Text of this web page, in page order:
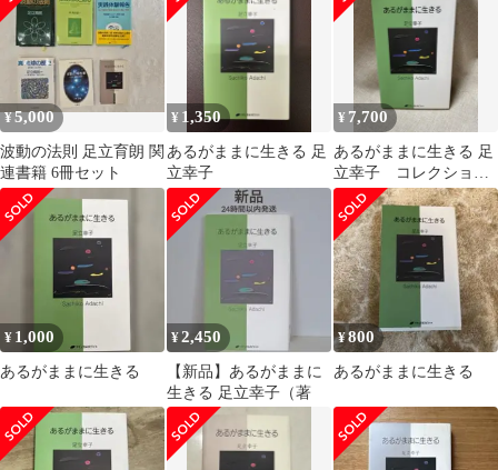
¥5,000
波動の法則 足立育朗 関
連書籍 6冊セット
¥ 1,350
あるがままに生きる 足
立幸子
¥ 7,700
あるがままに生きる 足
立幸子 コレクション
本‼️新品未読‼️復刻初版
本‼️
¥ 1,000
あるがままに生きる
¥2,450
【新品】あるがままに
生きる 足立幸子（著
¥800
あるがままに生きる